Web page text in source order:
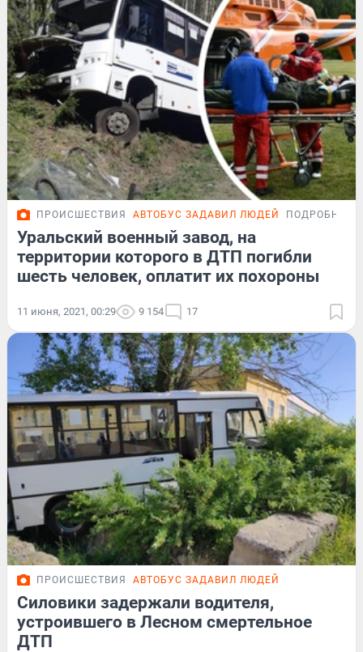
ПРОИСШЕСТВИЯ АВТОБУС ЗАДАВИЛ ЛЮДЕЙ
Уральский военный завод, на
территории которого в ДТП погибли
шесть человек, оплатит их похороны
11 июня, 2021, 00:29 9 154 17
ПРОИСШЕСТВИЯ АВТОБУС ЗАДАВИЛ ЛЮДЕЙ
Силовики задержали водителя,
устроившего в Лесном смертельное
ДТП